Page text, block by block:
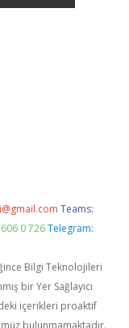
Teams:
0 726 Telegram:
Bilgi Teknolojileri
bir Yer Sağlayıcı
içerikleri proaktif
bulunmamaktadır.